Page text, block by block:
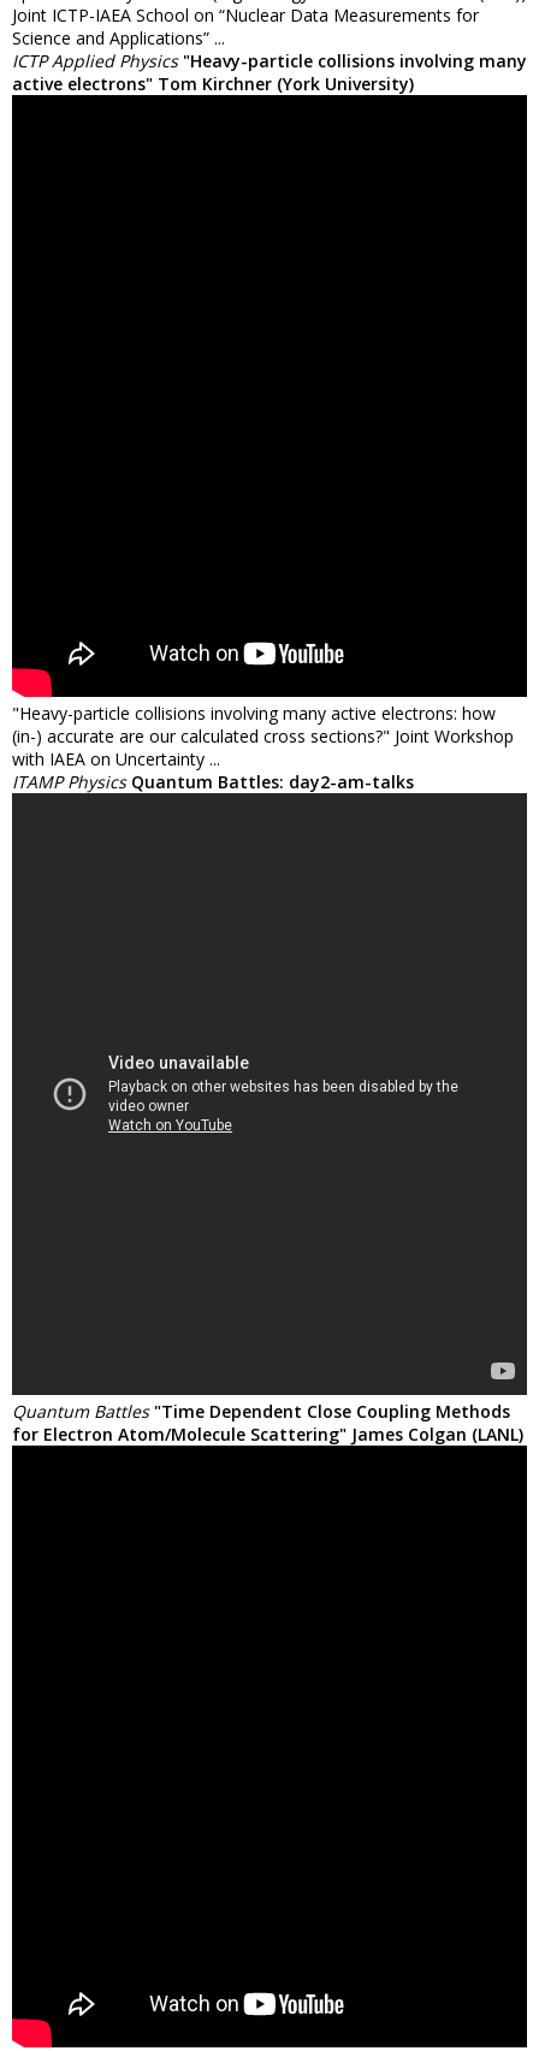
Joint ICTP-IAEA School on “Nuclear Data Measurements for
Science and Applications” ...
ICTP Applied Physics "Heavy-particle collisions involving many
active electrons" Tom Kirchner (York University)
"Heavy-particle collisions involving many active electrons: how
(in-) accurate are our calculated cross sections?" Joint Workshop
with IAEA on Uncertainty ...
ITAMP Physics Quantum Battles: day2-am-talks
Quantum Battles "Time Dependent Close Coupling Methods
for Electron Atom/Molecule Scattering" James Colgan (LANL)